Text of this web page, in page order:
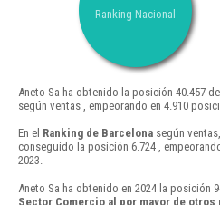
Ranking Nacional
Aneto Sa ha obtenido la posición 40.457 del
según ventas , empeorando en 4.910
En el Ranking de Barcelona según
conseguido la posición 6.724 ,
2023.
Aneto Sa ha obtenido en 2024 la posición
Sector Comercio al por mayor de